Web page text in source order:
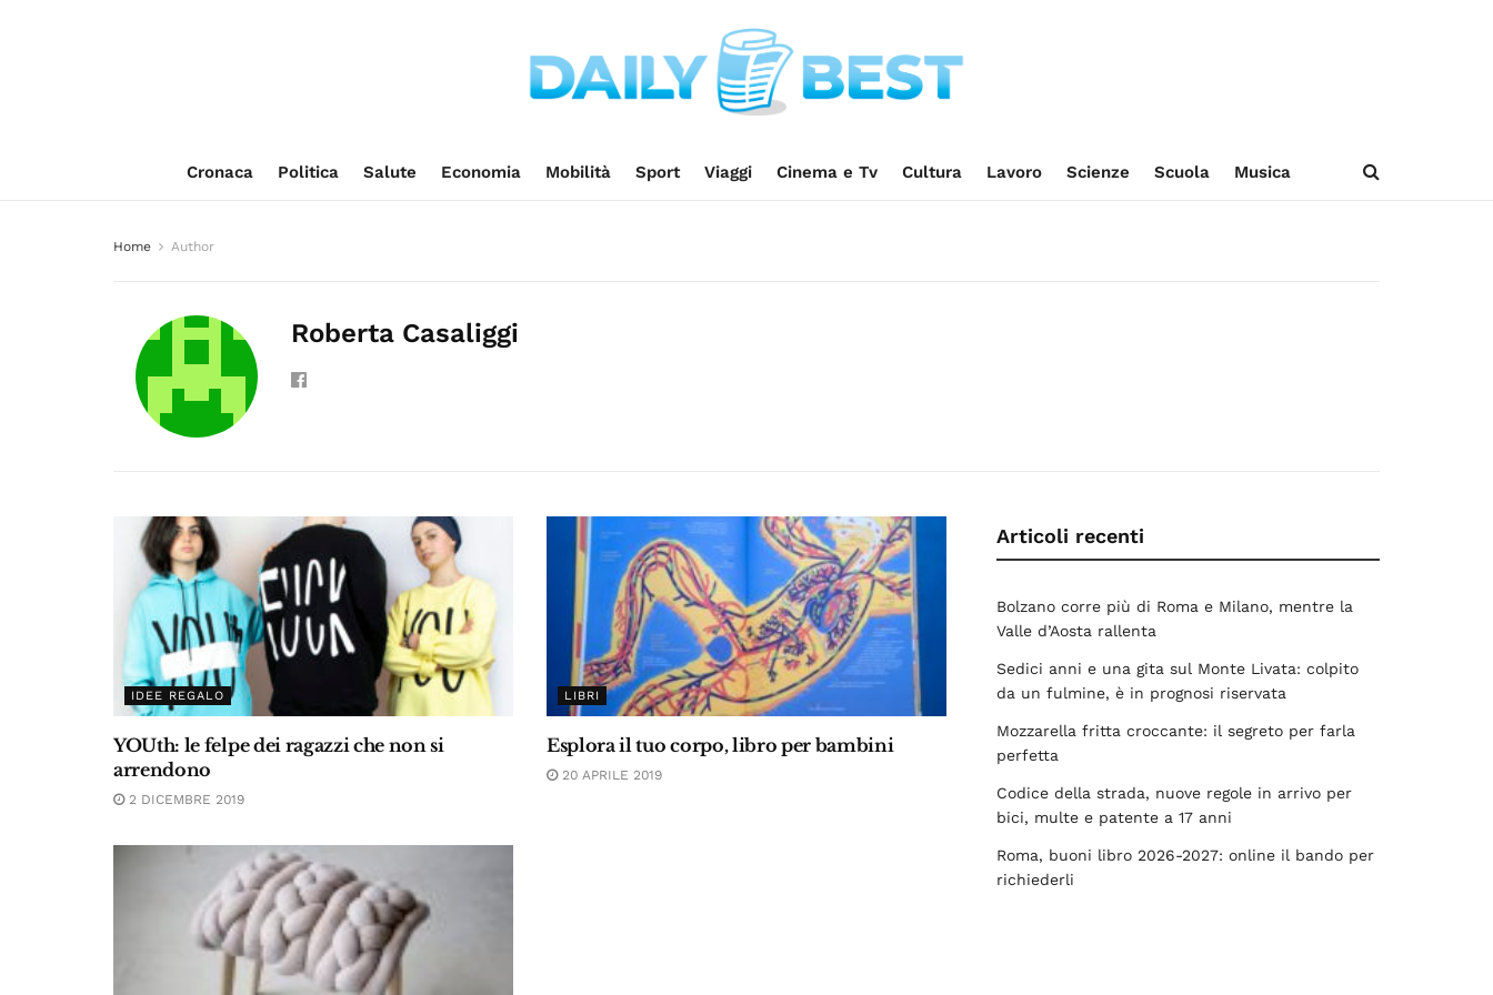
Cronaca Politica Salute Economia Mobilità Sport Viaggi Cinema e Tv Cultura Lavoro Scienze Scuola Musica
Home Author
Roberta Casaliggi
IDEE REGALO
YOUth: le felpe dei ragazzi che non si
arrendono
2 DICEMBRE 2019
LIBRI
Esplora il tuo corpo, libro per bambini
20 APRILE 2019
Articoli recenti
Bolzano corre più di Roma e Milano, mentre la
Valle d’Aosta rallenta
Sedici anni e una gita sul Monte Livata: colpito
da un fulmine, è in prognosi riservata
Mozzarella fritta croccante: il segreto per farla
perfetta
Codice della strada, nuove regole in arrivo per
bici, multe e patente a 17 anni
Roma, buoni libro 2026-2027: online il bando per
richiederli